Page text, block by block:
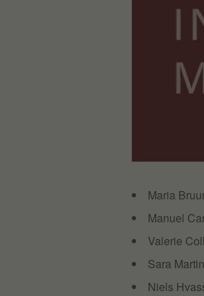
Maria
Manuel
Valerie
Sara
Niels